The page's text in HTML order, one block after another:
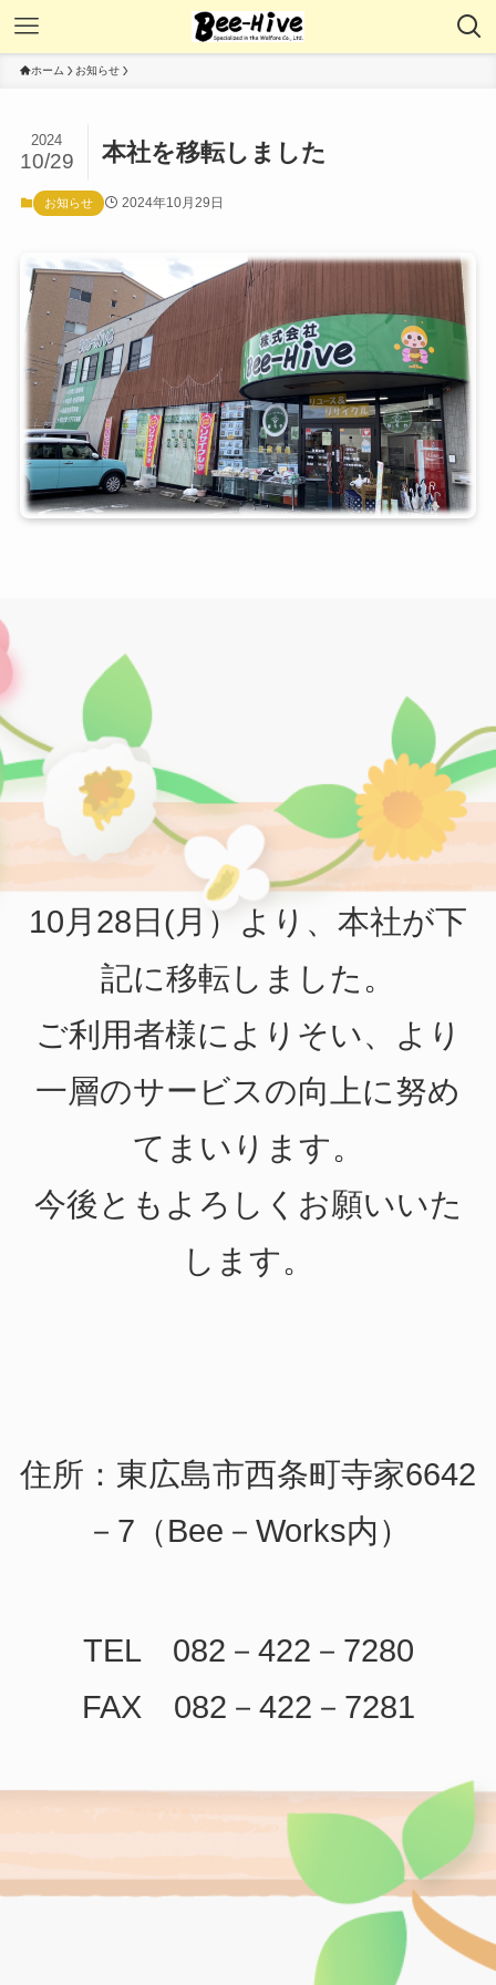
ホーム お知らせ
本社を移転しました
2024
10/29
お知らせ 2024年10月29日
10月28日(月）より、本社が下
記に移転しました。
ご利用者様によりそい、より
一層のサービスの向上に努め
てまいります。
今後ともよろしくお願いいた
します。
住所：東広島市西条町寺家6642
－7（Bee－Works内）
TEL 082－422－7280
FAX 082－422－7281